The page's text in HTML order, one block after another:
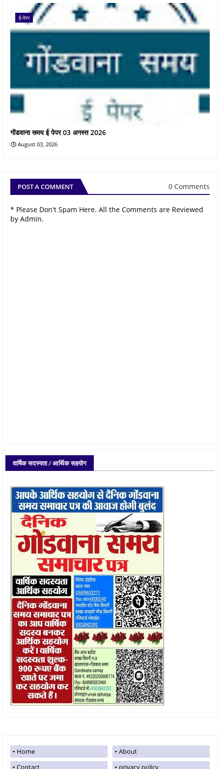
ई-पेपर
गोंडवाना समय ई पेपर 03 अगस्त 2026
August 03, 2026
POST A COMMENT 0 Comments
* Please Don't Spam Here. All the Comments are Reviewed
by Admin.
वार्षिक सदस्यता / आर्थिक सहयोग
Home
About
Contact
privacy policy